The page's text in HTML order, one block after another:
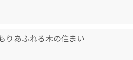
りあふれる木の住まい